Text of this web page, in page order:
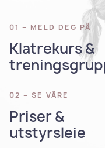
01 – MELD DEG PÅ
Klatrekurs &
02 – SE VÅRE
Priser &
utstyrsleie